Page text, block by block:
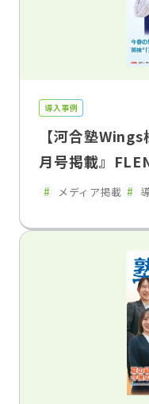
導入事例
【河合塾
月号掲載』
よる教室運営改
向コミュニケ
メディア掲載